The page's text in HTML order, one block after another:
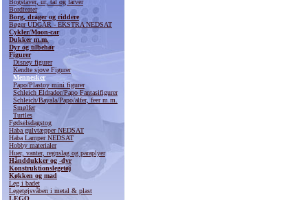
Bogstaver, ur, tal og farver
Bordteater
Borg, drager og riddere
Bøger UDGÅR - EKSTRA NEDSAT
Cykler/Moon-car
Dukker m.m.
Dyr og tilbehør
Figurer
Disney figurer
Kendte sjove Figurer
Mennesker
Papo/Plastoy mini figurer
Schleich Eldrador/Papo Fantasifigurer
Schleich/Bayala/Papo/alfer, feer m.m.
Smølfer
Turtles
Fødselsdagstog
Haba gulvtæpper NEDSAT
Haba Lamper NEDSAT
Hobby materialer
Huer, vanter, regnslag og paraplyer
Hånddukker og -dyr
Konstruktionslegetøj
Køkken og mad
Leg i badet
Legetøjsvåben i metal & plast
LEGO